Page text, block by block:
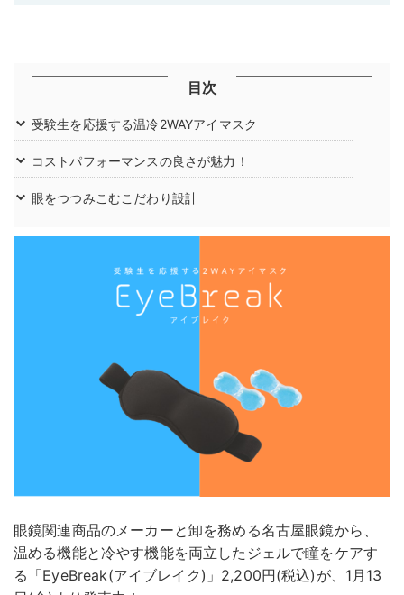
目次
受験生を応援する温冷2WAYアイマスク
コストパフォーマンスの良さが魅力！
眼をつつみこむこだわり設計
眼鏡関連商品のメーカーと卸を務める名古屋眼鏡から、
温める機能と冷やす機能を両立したジェルで瞳をケアす
る「EyeBreak(アイブレイク)」2,200円(税込)が、1月13